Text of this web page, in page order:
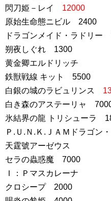
閃刀姫－レイ 12000
原始生命態ニビル 2400
ドラゴンメイド・ラドリー
朔夜しぐれ 1300
黄金卿エルドリッチ
鉄獣戦線 キット 5500
白銀の城のラビュリンス
白き森のアステーリャ
氷結界の龍 トリシューラ
Ｐ.Ｕ.Ｎ.Ｋ.ＪＡＭドラゴン
天霆號アーゼウス
セラの蟲惑魔 7000
Ｉ：Ｐマスカレーナ
クロシープ 2000